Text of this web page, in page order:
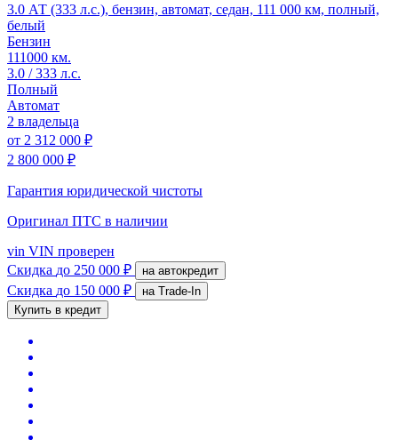
3.0 АТ (333 л.с.), бензин, автомат, седан, 111 000 км, полный,
белый
Бензин
111000 км.
3.0 / 333 л.с.
Полный
Автомат
2 владельца
от 2 312 000 ₽
2 800 000 ₽
Гарантия юридической чистоты
Оригинал ПТС в наличии
vin VIN проверен
Скидка до 250 000 ₽ на автокредит
Скидка до 150 000 ₽
на Trade-In
Купить в кредит